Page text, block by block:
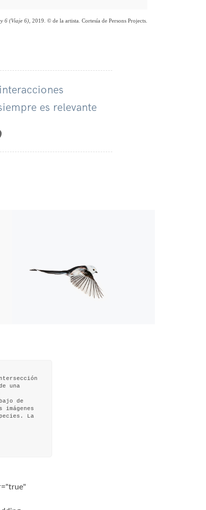
6 (Viaje 6) , 2019. © de la artista. Cortesía de Persons Projects.
es relevante
una
de
La